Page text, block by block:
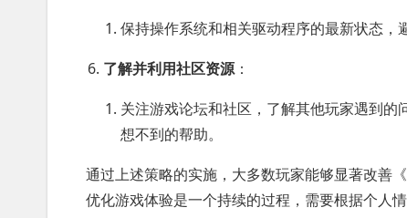
保持操作系统和相关驱动程序的最新状态，
了解并利用社区资源：
关注游戏论坛和社区，了解其他玩家遇到
想不到的帮助。
通过上述策略的实施，大多数玩家能够显著改善
优化游戏体验是一个持续的过程，需要根据个人